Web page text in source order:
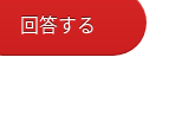
回答する